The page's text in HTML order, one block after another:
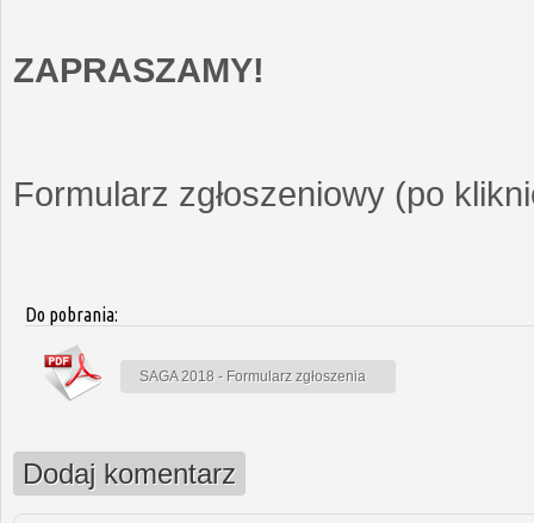
ZAPRASZAMY!
Formularz zgłoszeniowy (po
Do pobrania:
SAGA 2018 - Formularz zgłoszenia
Dodaj komentarz